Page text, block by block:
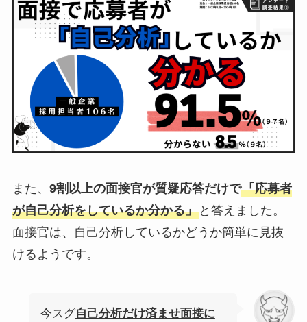
また、 9割以上の面接官が質疑応答だけで「応募者
が自己分析をしているか分かる」と答えました。
面接官は、自己分析しているかどうか簡単に見抜
けるようです。
今スグ自己分析だけ済ませ面接に